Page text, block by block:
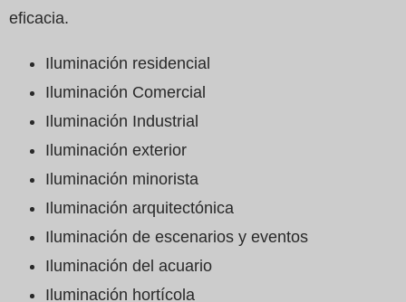
eficacia.
Iluminación residencial
Iluminación Comercial
Iluminación Industrial
Iluminación exterior
Iluminación minorista
Iluminación arquitectónica
Iluminación de escenarios y eventos
Iluminación del acuario
Iluminación hortícola